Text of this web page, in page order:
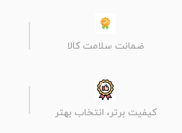
ضمانت سلامت کالا
کیفیت برتر، انتخاب بهتر